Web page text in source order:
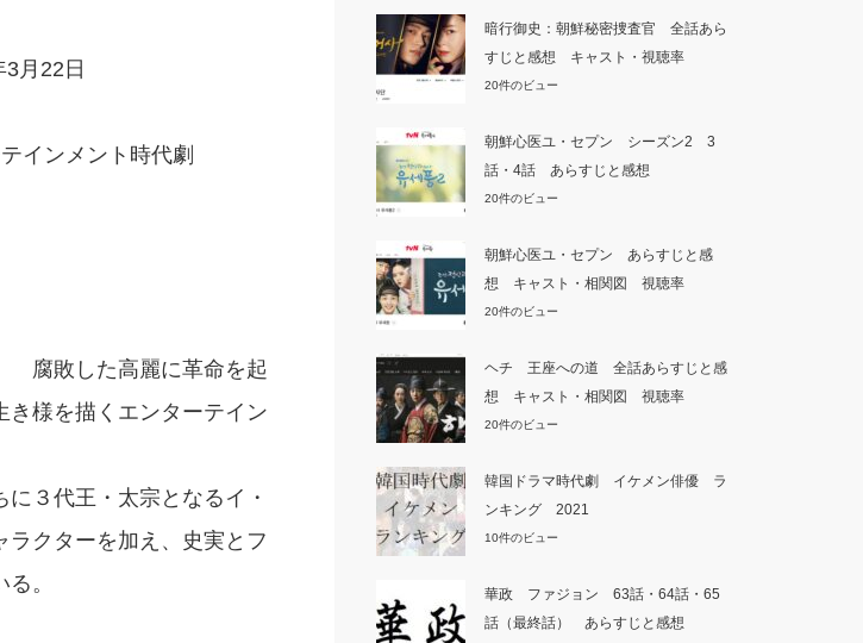
月22日
インメント時代劇
腐敗した高麗に革命を起
き様を描くエンターテイン
３代王・太宗となるイ・
クターを加え、史実とフ
。
暗行御史：朝鮮秘密捜査官 全話あら
すじと感想 キャスト・視聴率
20件のビュー
朝鮮心医ユ・セプン シーズン2 3
話・4話 あらすじと感想
20件のビュー
朝鮮心医ユ・セプン あらすじと感
想 キャスト・相関図 視聴率
20件のビュー
ヘチ 王座への道 全話あらすじと感
想 キャスト・相関図 視聴率
20件のビュー
韓国ドラマ時代劇 イケメン俳優 ラ
ンキング 2021
10件のビュー
華政 ファジョン 63話・64話・65
話（最終話） あらすじと感想